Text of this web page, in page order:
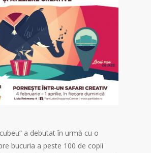
a debutat în urmă cu o
bucuria a peste 100 de copii